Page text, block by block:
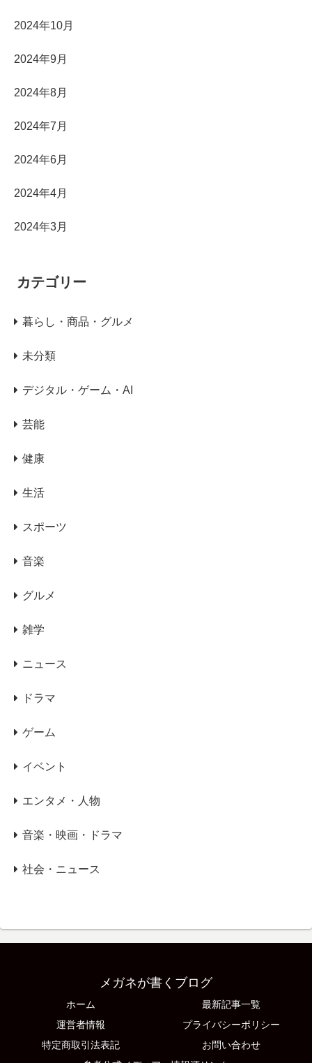
2024年10月
2024年9月
2024年8月
2024年7月
2024年6月
2024年4月
2024年3月
カテゴリー
暮らし・商品・グルメ
未分類
デジタル・ゲーム・AI
芸能
健康
生活
スポーツ
音楽
グルメ
雑学
ニュース
ドラマ
ゲーム
イベント
エンタメ・人物
音楽・映画・ドラマ
社会・ニュース
メガネが書くブログ
ホーム
最新記事一覧
運営者情報
プライバシーポリシー
特定商取引法表記
お問い合わせ